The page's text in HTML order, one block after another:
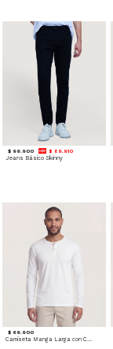
$ 99.900 $ 89.910
Jeans Básico Skinny
$ 69.900
Camiseta Manga Larga con Cuello Henley